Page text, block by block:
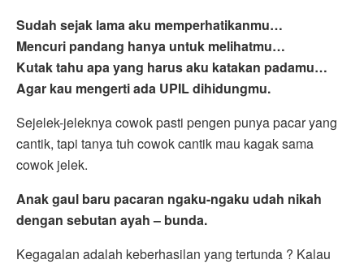
Sudah sejak lama aku memperhatikanmu…
Mencuri pandang hanya untuk melihatmu…
Kutak tahu apa yang harus aku katakan padamu…
Agar kau mengerti ada UPIL dihidungmu.
Sejelek-jeleknya cowok pasti pengen punya pacar yang
cantik, tapi tanya tuh cowok cantik mau kagak sama
cowok jelek.
Anak gaul baru pacaran ngaku-ngaku udah nikah
dengan sebutan ayah – bunda.
Kegagalan adalah keberhasilan yang tertunda ? Kalau